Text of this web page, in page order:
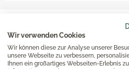
Wir verwenden Cookies
Wir können diese zur Analyse unserer
unsere Webseite zu verbessern,
Ihnen ein großartiges Webseiten-Erlebnis
Unsere
Hannover